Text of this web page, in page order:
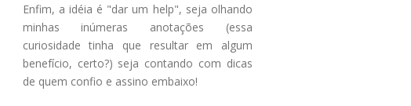
Enfim, a idéia é "dar um help", seja olhando
minhas inúmeras anotações (essa
curiosidade tinha que resultar em algum
benefício, certo?) seja contando com dicas
de quem confio e assino embaixo!